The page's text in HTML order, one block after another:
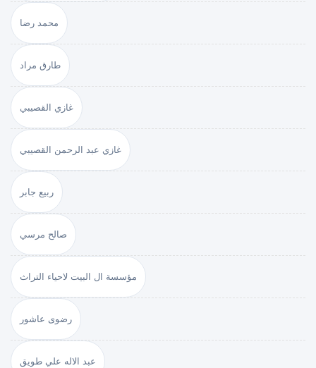
محمد رضا
طارق مراد
غازي القصيبي
غازي عبد الرحمن القصيبي
ربيع جابر
صالح مرسي
مؤسسة ال البيت لاحياء التراث
رضوى عاشور
عبد الاله علي طويق